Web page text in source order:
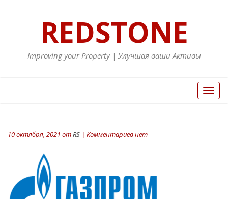
REDSTONE
Improving your Property | Улучшая ваши Активы
Вкл/
Выкл
10 октября, 2021 отRS | Комментариев нет